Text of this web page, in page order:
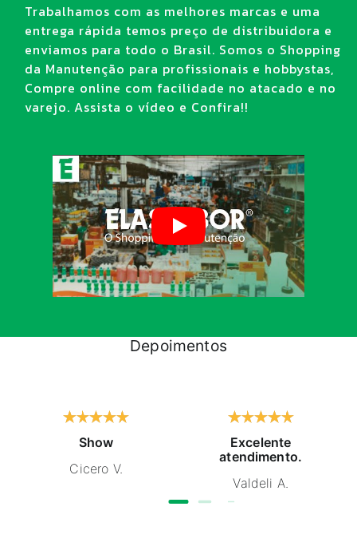
Trabalhamos com as melhores marcas e uma
entrega rápida temos preço de distribuidora e
enviamos para todo o Brasil. Somos o Shopping
da Manutenção para profissionais e hobbystas,
Compre online com facilidade no atacado e no
varejo. Assista o vídeo e Confira!!
Depoimentos
Show
Cicero V.
Excelente
atendimento.
Valdeli A.